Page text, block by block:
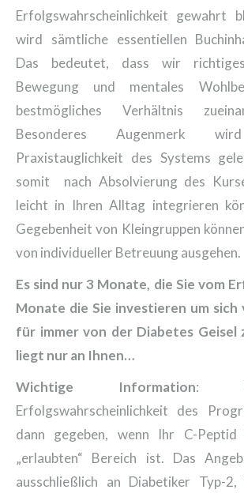
Erfolgswahrscheinlichkeit gewahrt
wird sämtliche essentiellen
Das bedeutet, dass wir richtiges
Bewegung und mentales
bestmögliches Verhältnis
Besonderes Augenmerk
Praxistauglichkeit des Systems
somit nach Absolvierung des
leicht in Ihren Alltag integrieren
Gegebenheit von Kleingruppen
von individueller Betreuung ausgehen.
Es sind nur 3 Monate, die Sie vom
Monate die Sie investieren um
für immer von der Diabetes Geisel
liegt nur an Ihnen…
Wichtige Information:
Erfolgswahrscheinlichkeit des
dann gegeben, wenn Ihr C-
„erlaubten“ Bereich ist. Das
ausschließlich an Diabetiker Typ-